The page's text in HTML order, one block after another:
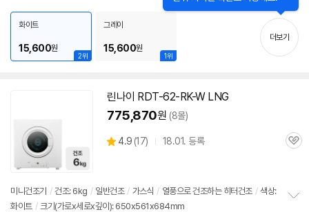
펼
기
2위
화이트
15,600원
1위
그레이
15,600원
더보기
린나이 RDT-62-RK-W LNG
775,870원 (8몰)
별
4.9 (상
뷰
17) 18.01. 등록
관
미니건조기 / 건조: 6kg / 일반건조 / 가스식 / 열풍으로 건조하는 히터건조 / 색상:
화이트 / 크기(가로x세로x깊이): 650x561x684mm